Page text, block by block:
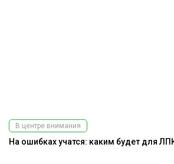
В центре внимания
На ошибках учатся: каким будет для